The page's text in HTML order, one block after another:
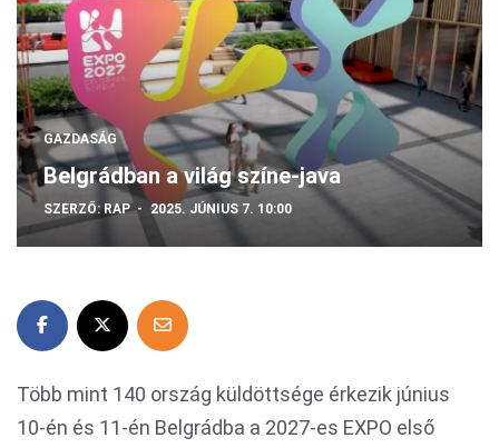
GAZDASÁG
Belgrádban a világ színe-java
SZERZŐ:RAP 2025. JÚNIUS 7. 10:00
Több mint 140 ország küldöttsége érkezik június
10-én és 11-én Belgrádba a 2027-es EXPO első